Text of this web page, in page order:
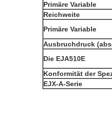
Primäre Variable
Reichweite
Primäre Variable
Ausbruchdruck
Die EJA510E
Konformität der
EJX-A-Serie